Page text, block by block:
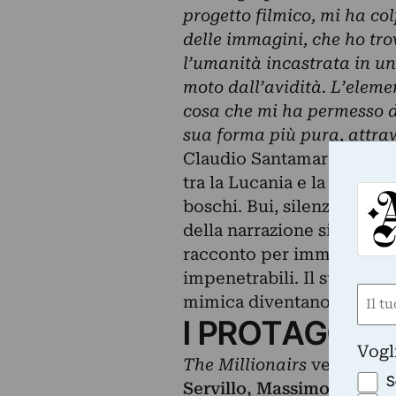
progetto filmico, mi ha
delle immagini, che ho
l’umanità incastrata in
moto dall’avidità.
cosa che mi ha
sua forma più pura,
Claudio Santamaria.
tra la Lucania e la
boschi. Bui, silenziosi e
della narrazione sin dalla
racconto per immagini
impenetrabili. Il suono
mimica diventano
I
The Millionairsvede
Servillo, Massimo De
Nome